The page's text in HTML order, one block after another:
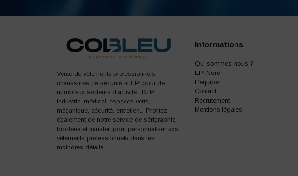
Vente de vêtements professionnels,
chaussures de sécurité et EPI pour de
nombreux secteurs d'activité : BTP,
industrie, médical, espaces verts,
mécanique, sécurité, entretien... Profitez
également de notre service de sérigraphie,
broderie et transfert pour personnaliser vos
vêtements professionnels dans les
moindres détails.
Informations
Qui sommes-nous ?
EPI Nord
L’équipe
Contact
Recrutement
Mentions légales